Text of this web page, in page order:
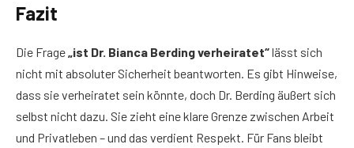
Fazit
Die Frage„ist Dr. Bianca Berding verheiratet“lässt sich
nicht mit absoluter Sicherheit beantworten. Es gibt Hinweise,
dass sie verheiratet sein könnte, doch Dr. Berding äußert sich
selbst nicht dazu. Sie zieht eine klare Grenze zwischen Arbeit
und Privatleben – und das verdient Respekt. Für Fans bleibt